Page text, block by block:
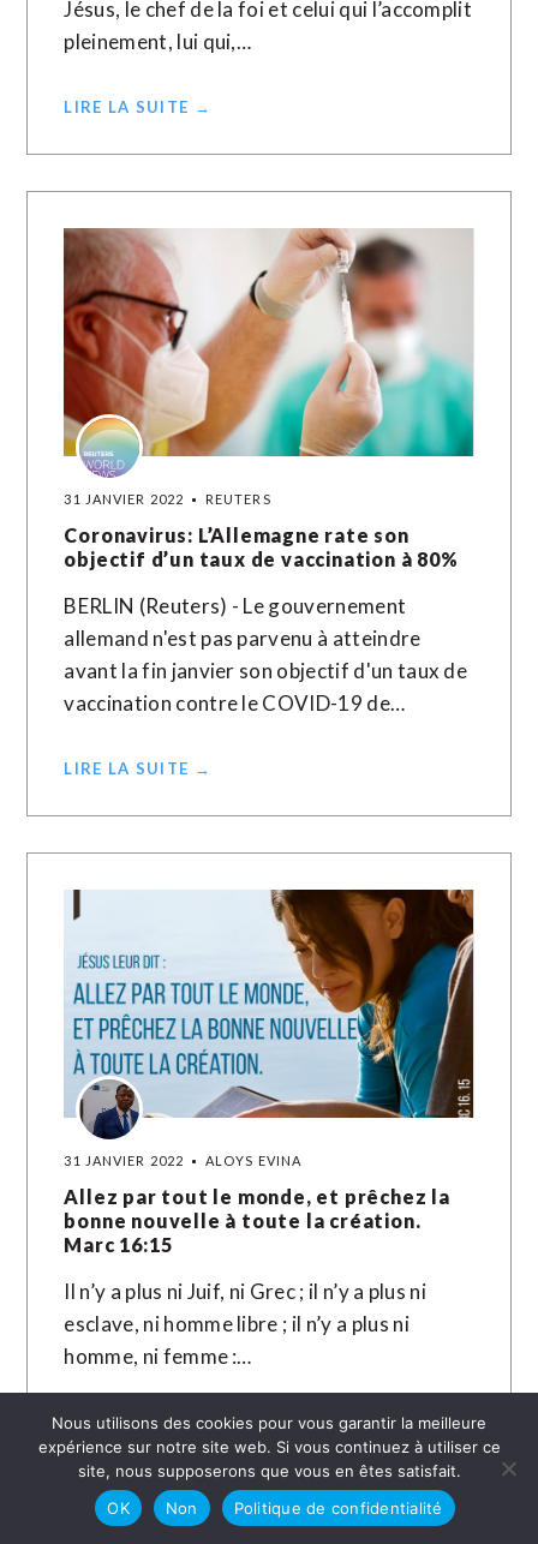
Jésus, le chef de la foi et celui qui l’accomplit
pleinement, lui qui,…
LIRE LA SUITE →
31 JANVIER 2022 REUTERS
Coronavirus: L’Allemagne rate son
objectif d’un taux de vaccination à 80%
BERLIN (Reuters) - Le gouvernement
allemand n'est pas parvenu à atteindre
avant la fin janvier son objectif d'un taux de
vaccination contre le COVID-19 de…
LIRE LA SUITE →
31 JANVIER 2022 ALOYS EVINA
Allez par tout le monde, et prêchez la
bonne nouvelle à toute la création.
Marc 16:15
Il n’y a plus ni Juif, ni Grec ; il n’y a plus ni
esclave, ni homme libre ; il n’y a plus ni
homme, ni femme :…
LIRE LA SUITE →
Nous utilisons des cookies pour vous garantir la meilleure
expérience sur notre site web. Si vous continuez à utiliser ce
site, nous supposerons que vous en êtes satisfait.
OK
Non Politique de confidentialité